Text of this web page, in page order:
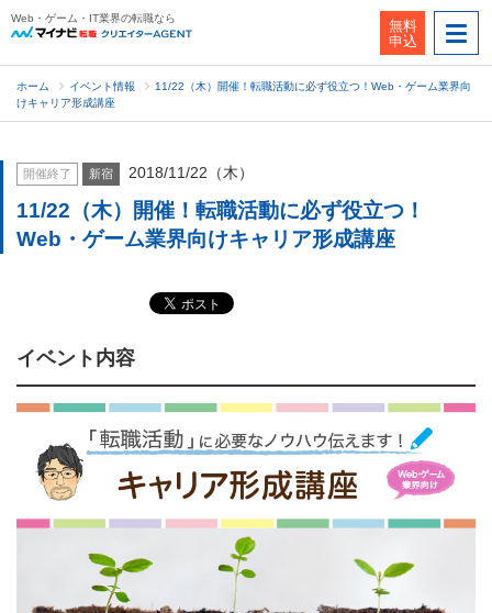
Web・ゲーム・IT業界の転職なら
無料
申込
ホーム イベント情報
11/22（木）開催！転職活動に必ず役立つ！Web・ゲーム業界向
けキャリア形成講座
開催終了 新宿 2018/11/22（木）
11/22（木）開催！転職活動に必ず役立つ！
Web・ゲーム業界向けキャリア形成講座
イベント内容